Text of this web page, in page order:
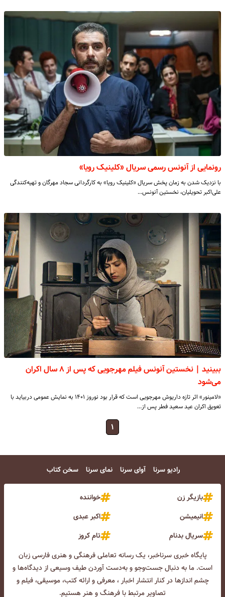
رونمایی از آنونس رسمی سریال «کلینیک رویا»
با نزدیک شدن به زمان پخش سریال «کلینیک رویا» به کارگردانی سجاد مهرگان و تهیه‌کنندگی
علی‌اکبر تحویلیان، نخستین آنونس…
ببینید | نخستین آنونس فیلم مهرجویی که پس از ۸ سال اکران
می‌شود
«لامینور» اثر تازه داریوش مهرجویی است که قرار بود نوروز ۱۴۰۱ به نمایش عمومی دربیاید با
تعویق اکران عید سعید فطر پس از…
۱
رادیو سرنا آوای سرنا نمای سرنا سخن کتاب
بازیگر زن
خواننده
انیمیشن
اکبر عبدی
سریال بدنام
تام کروز
پایگاه خبری سرناخبر، یک رسانه تعاملی فرهنگی و هنری فارسی زبان
است. ما به دنبال جست‌و‌جو و به‌دست آوردن طیف وسیعی از دیدگاه‌ها و
چشم انداز‌ها در کنار انتشار اخبار ، معرفی و ارائه کتب، موسیقی، فیلم و
تصاویر مرتبط با فرهنگ و هنر هستیم.